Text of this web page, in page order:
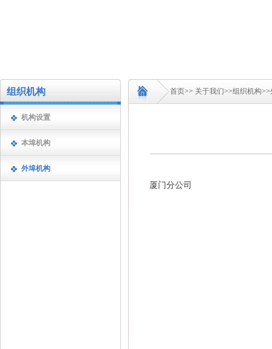
组织机构
机构设置
本埠机构
外埠机构
首页>> 关于我们>>组织机构>>
厦门分公司